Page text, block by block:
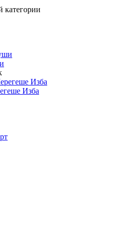
категории
Изба